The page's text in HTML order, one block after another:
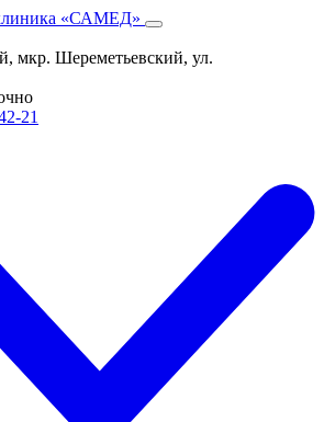
мкр. Шереметьевский, ул.
21